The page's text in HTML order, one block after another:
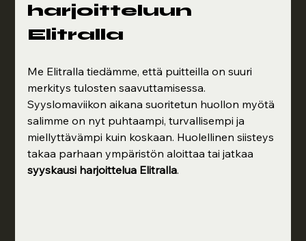
harjoitteluun
Elitralla
Me Elitralla tiedämme, että puitteilla on suuri
merkitys tulosten saavuttamisessa.
Syyslomaviikon aikana suoritetun huollon myötä
salimme on nyt puhtaampi, turvallisempi ja
miellyttävämpi kuin koskaan. Huolellinen siisteys
takaa parhaan ympäristön aloittaa tai jatkaa
syyskausi harjoittelua Elitralla.